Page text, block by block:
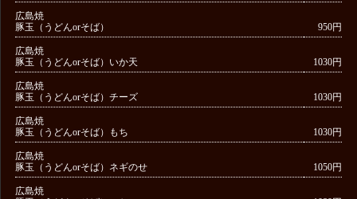
広島焼
豚玉（うどんorそば）
950円
広島焼
豚玉（うどんorそば）いか天
1030円
広島焼
豚玉（うどんorそば）チーズ
1030円
広島焼
豚玉（うどんorそば）もち
1030円
広島焼
豚玉（うどんorそば）ネギのせ
1050円
広島焼